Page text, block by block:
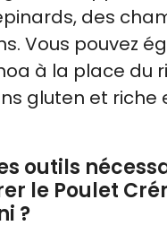
des
Vous pouvez
à la place du
gluten et riche
outils
le Poulet
?